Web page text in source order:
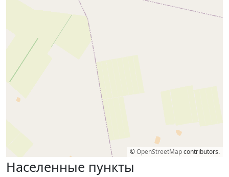
©OpenStreetMapcontributors.
Населенные пункты